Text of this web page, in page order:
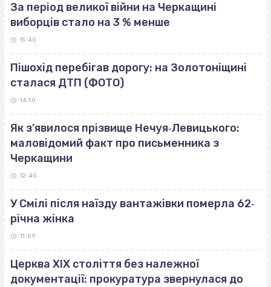
За період великої війни на Черкащині
виборців стало на 3 % менше
15:40
Пішохід перебігав дорогу: на Золотоніщині
сталася ДТП (ФОТО)
14:10
Як з’явилося прізвище Нечуя‐Левицького:
маловідомий факт про письменника з
Черкащини
12:40
У Смілі після наїзду вантажівки померла 62‐
річна жінка
11:09
Церква ХІХ століття без належної
документації: прокуратура звернулася до